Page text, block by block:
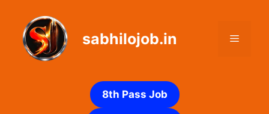
content
sabhilojob.in Menu
8th Pass Job